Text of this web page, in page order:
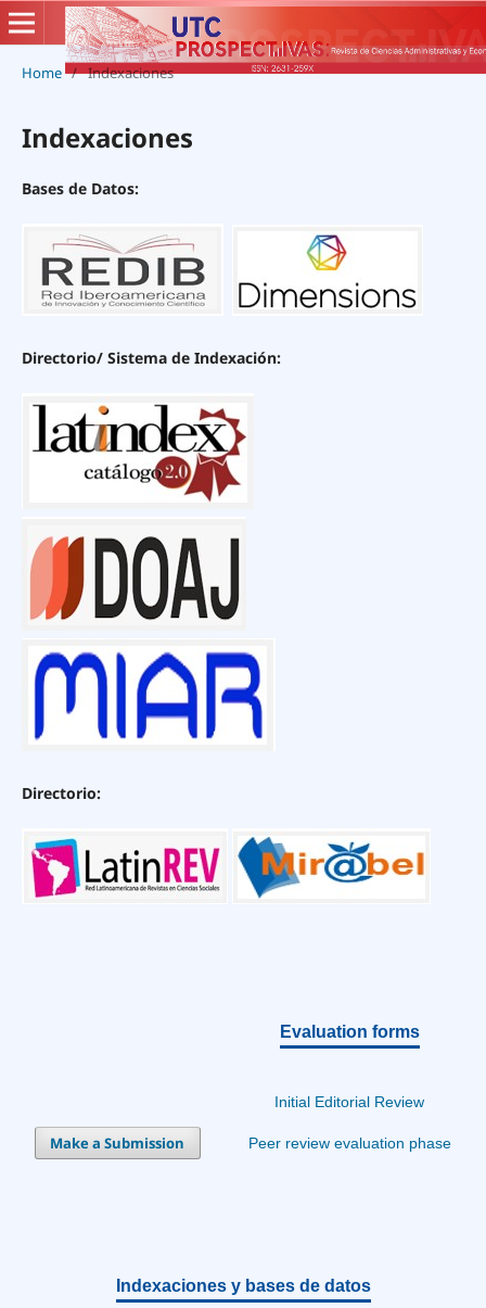
Home / Indexaciones
Indexaciones
Bases de Datos:
Directorio/ Sistema de Indexación:
Directorio:
Make a Submission
Evaluation forms
Initial Editorial Review
Peer review evaluation phase
Indexaciones y bases de datos